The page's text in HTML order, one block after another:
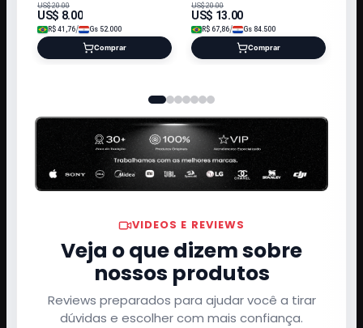
US$20.00
US$ 8.00
R$ 41,76/ Gs 52.000
Comprar
US$20.00
US$ 13.00
R$ 67,86/ Gs 84.500
Comprar
VIDEOS E REVIEWS
Veja o que dizem sobre
nossos produtos
Reviews preparados para ajudar você a tirar
dúvidas e escolher com mais confiança.